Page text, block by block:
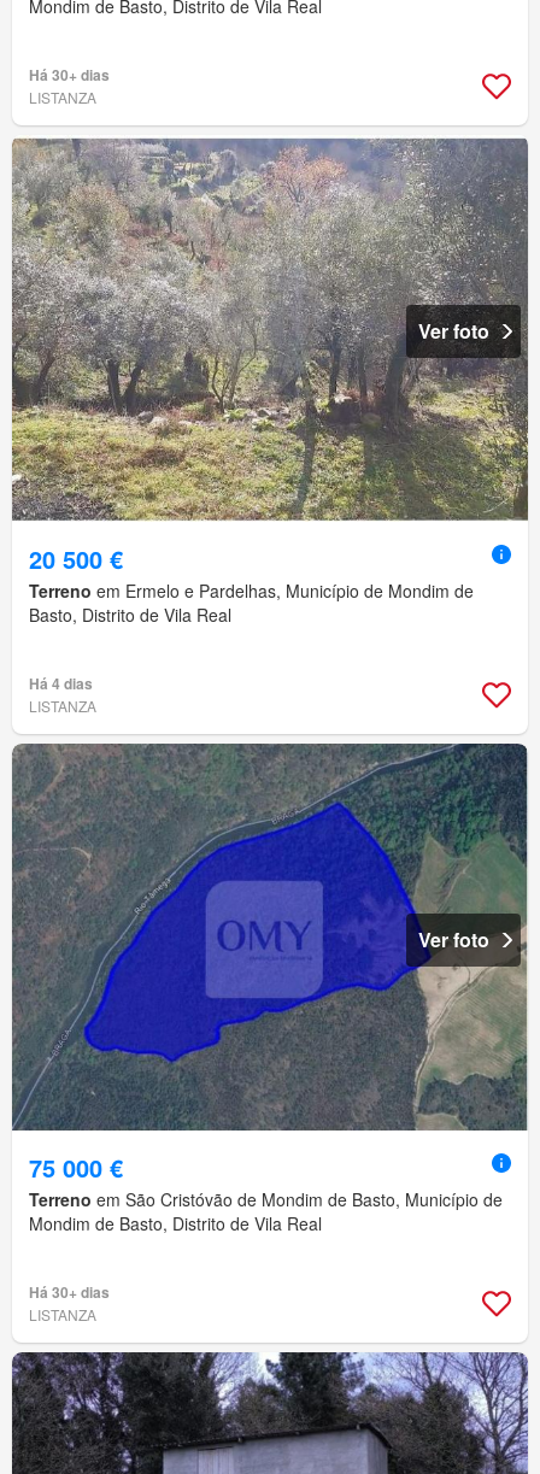
Mondim de Basto, Distrito de Vila Real
Há 30+ dias
LISTANZA
Ver foto
20 500 €
Terreno em Ermelo e Pardelhas, Município de Mondim de
Basto, Distrito de Vila Real
Há 4 dias
LISTANZA
Ver foto
75 000 €
Terreno em São Cristóvão de Mondim de Basto, Município de
Mondim de Basto, Distrito de Vila Real
Há 30+ dias
LISTANZA